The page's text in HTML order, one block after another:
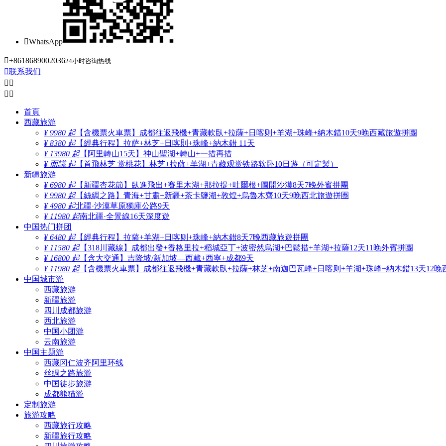
WhatsApp
+861868900203624小时咨询热线
联系我们
 
 
首頁
西藏旅游
¥ 9980 起【含機票火車票】成都往返飛機+青藏軟臥+拉薩+日喀则+羊湖+珠峰+納木錯10天9晚西藏旅遊拼團
¥ 8380 起【經典行程】拉萨+林芝+日喀則+珠峰+納木錯 11天
¥ 13980 起【阿里轉山15天】神山聖湖+轉山+一措再措
¥ 面議 起【首飛林芝 赏桃花】林芝+拉薩+羊湖+青藏观赏铁路软卧10日遊（可定製）
新疆旅游
¥ 6980 起【新疆杏花節】臥進飛出+賽里木湖+那拉提+吐爾根+圖開沙漠8天7晚外賓拼團
¥ 9980 起【絲綢之路】青海+甘肅+新疆+茶卡鹽湖+敦煌+烏魯木齊10天9晚西北旅遊拼團
¥ 4980 起北疆·沙漠草原獨庫公路9天
¥ 11980 起南北疆·全景線16天深度遊
中国热门拼团
¥ 6480 起【經典行程】拉薩+羊湖+日喀则+珠峰+納木錯8天7晚西藏旅遊拼團
¥ 11580 起【318川藏線】成都出發+香格里拉+稻城亞丁+波密然烏湖+巴鬆措+羊湖+拉薩12天11晚外賓拼團
¥ 16800 起【含大交通】吉隆坡/新加坡—西藏+西寧+成都9天
¥ 11980 起【含機票火車票】成都往返飛機+青藏軟臥+拉薩+林芝+南迦巴瓦峰+日喀则+羊湖+珠峰+納木錯13天12晚
中国城市游
西藏旅游
新疆旅游
四川成都旅游
西北旅游
中国小团游
云南旅游
中国主题游
西藏冈仁波齐阿里环线
丝绸之路旅游
中国徒步旅游
成都熊猫游
定制旅游
旅游攻略
西藏旅行攻略
新疆旅行攻略